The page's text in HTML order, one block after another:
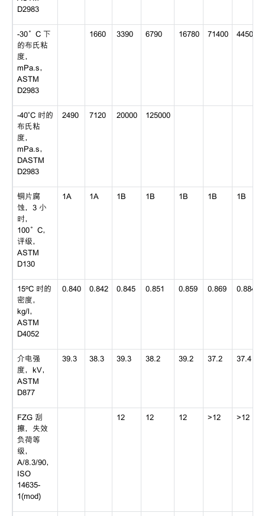
D2983
-30°C 下
的布氏粘
度，
mPa.s，
ASTM
D2983
1660 3390 6790 16780 71400 445000
-40˚C 时的
布氏粘
度，
mPa.s，
DASTM
D2983
2490 7120 20000 125000
铜片腐
蚀，3 小
时，
100°C，
评级，
ASTM
D130
1A 1A 1B 1B 1B 1B 1B
15ºC 时的
密度，
kg/l，
ASTM
D4052
0.840 0.842 0.845 0.851 0.859 0.869 0.884
介电强
度，kV，
ASTM
D877
39.3 38.3 39.3 38.2 39.2 37.2 37.4
FZG 刮
擦，失效
负荷等
级，
A/8.3/90，
ISO
14635-
1(mod)
12 12 12 >12 >12